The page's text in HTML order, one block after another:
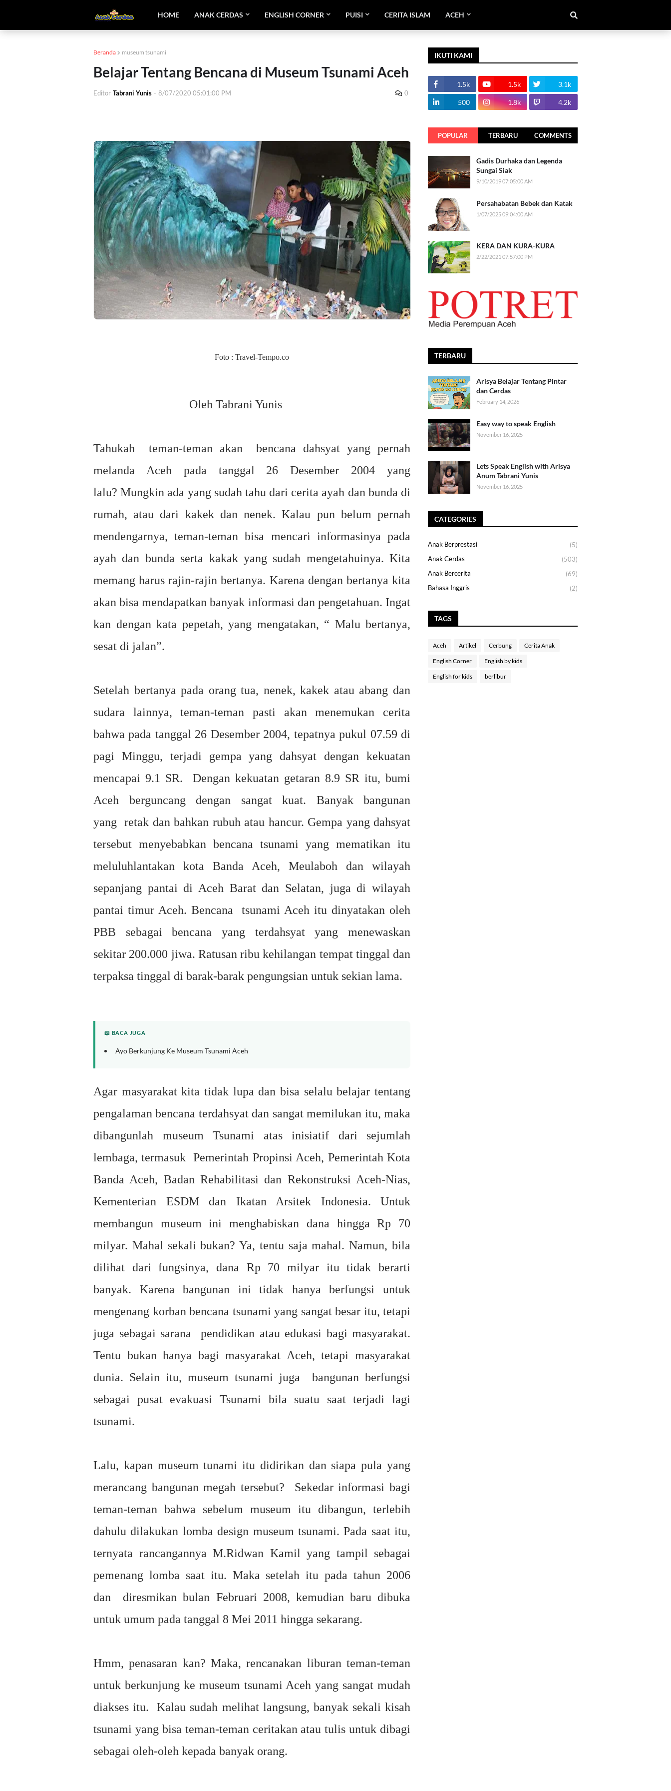
HOME ANAK CERDAS ENGLISH CORNER PUISI CERITA ISLAM ACEH
Beranda museum tsunami
Belajar Tentang Bencana di Museum Tsunami Aceh
Editor Tabrani Yunis - 8/07/2020 05:01:00 PM 0
Foto : Travel-Tempo.co
Oleh Tabrani Yunis
Tahukah teman-teman akan bencana dahsyat yang pernah
melanda Aceh pada tanggal 26 Desember 2004 yang
lalu? Mungkin ada yang sudah tahu dari cerita ayah dan bunda di
rumah, atau dari kakek dan nenek. Kalau pun belum pernah
mendengarnya, teman-teman bisa mencari informasinya pada
ayah dan bunda serta kakak yang sudah mengetahuinya. Kita
memang harus rajin-rajin bertanya. Karena dengan bertanya kita
akan bisa mendapatkan banyak informasi dan pengetahuan. Ingat
kan dengan kata pepetah, yang mengatakan, “ Malu bertanya,
sesat di jalan”.
Setelah bertanya pada orang tua, nenek, kakek atau abang dan
sudara lainnya, teman-teman pasti akan menemukan cerita
bahwa pada tanggal 26 Desember 2004, tepatnya pukul 07.59 di
pagi Minggu, terjadi gempa yang dahsyat dengan kekuatan
mencapai 9.1 SR. Dengan kekuatan getaran 8.9 SR itu, bumi
Aceh berguncang dengan sangat kuat. Banyak bangunan
yang retak dan bahkan rubuh atau hancur. Gempa yang dahsyat
tersebut menyebabkan bencana tsunami yang mematikan itu
meluluhlantakan kota Banda Aceh, Meulaboh dan wilayah
sepanjang pantai di Aceh Barat dan Selatan, juga di wilayah
pantai timur Aceh. Bencana tsunami Aceh itu dinyatakan oleh
PBB sebagai bencana yang terdahsyat yang menewaskan
sekitar 200.000 jiwa. Ratusan ribu kehilangan tempat tinggal dan
terpaksa tinggal di barak-barak pengungsian untuk sekian lama.
📖 BACA JUGA
Ayo Berkunjung Ke Museum Tsunami Aceh
Agar masyarakat kita tidak lupa dan bisa selalu belajar tentang
pengalaman bencana terdahsyat dan sangat memilukan itu, maka
dibangunlah museum Tsunami atas inisiatif dari sejumlah
lembaga, termasuk Pemerintah Propinsi Aceh, Pemerintah Kota
Banda Aceh, Badan Rehabilitasi dan Rekonstruksi Aceh-Nias,
Kementerian ESDM dan Ikatan Arsitek Indonesia. Untuk
membangun museum ini menghabiskan dana hingga Rp 70
milyar. Mahal sekali bukan? Ya, tentu saja mahal. Namun, bila
dilihat dari fungsinya, dana Rp 70 milyar itu tidak berarti
banyak. Karena bangunan ini tidak hanya berfungsi untuk
mengenang korban bencana tsunami yang sangat besar itu, tetapi
juga sebagai sarana pendidikan atau edukasi bagi masyarakat.
Tentu bukan hanya bagi masyarakat Aceh, tetapi masyarakat
dunia. Selain itu, museum tsunami juga bangunan berfungsi
sebagai pusat evakuasi Tsunami bila suatu saat terjadi lagi
tsunami.
Lalu, kapan museum tunami itu didirikan dan siapa pula yang
merancang bangunan megah tersebut? Sekedar informasi bagi
teman-teman bahwa sebelum museum itu dibangun, terlebih
dahulu dilakukan lomba design museum tsunami. Pada saat itu,
ternyata rancangannya M.Ridwan Kamil yang tampil sebagai
pemenang lomba saat itu. Maka setelah itu pada tahun 2006
dan diresmikan bulan Februari 2008, kemudian baru dibuka
untuk umum pada tanggal 8 Mei 2011 hingga sekarang.
Hmm, penasaran kan? Maka, rencanakan liburan teman-teman
untuk berkunjung ke museum tsunami Aceh yang sangat mudah
diakses itu. Kalau sudah melihat langsung, banyak sekali kisah
tsunami yang bisa teman-teman ceritakan atau tulis untuk dibagi
sebagai oleh-oleh kepada banyak orang.
IKUTI KAMI
1.5k 1.5k 3.1k
500 1.8k 4.2k
POPULAR TERBARU COMMENTS
Gadis Durhaka dan Legenda
Sungai Siak
9/10/2019 07:05:00 AM
Persahabatan Bebek dan Katak
1/07/2025 09:04:00 AM
KERA DAN KURA-KURA
2/22/2021 07:57:00 PM
TERBARU
Arisya Belajar Tentang Pintar
dan Cerdas
February 14, 2026
Easy way to speak English
November 16, 2025
Lets Speak English with Arisya
Anum Tabrani Yunis
November 16, 2025
CATEGORIES
Anak Berprestasi
(5)
Anak Cerdas
(503)
Anak Bercerita
(69)
Bahasa Inggris
(2)
TAGS
Aceh Artikel Cerbung Cerita Anak
English Corner English by kids
English for kids berlibur